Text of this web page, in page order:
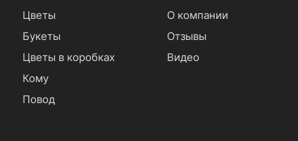
Цветы
Букеты
Цветы в коробках
Кому
Повод
О компании
Отзывы
Видео